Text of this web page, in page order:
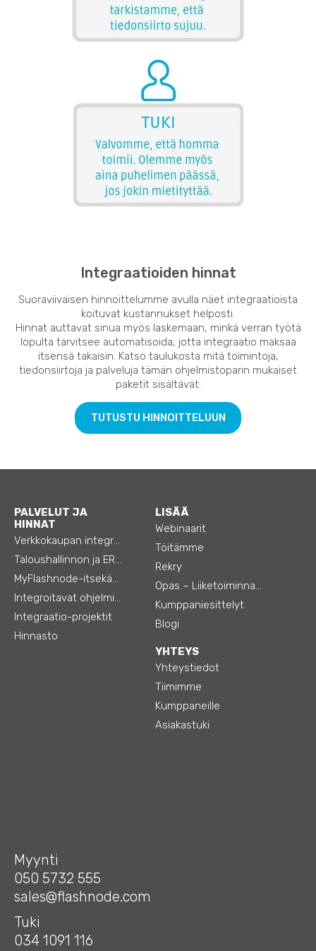
Integraatioiden hinnat
Suoraviivaisen hinnoittelumme avulla näet integraatioista
koituvat kustannukset helposti.
Hinnat auttavat sinua myös laskemaan, minkä verran työtä
lopulta tarvitsee automatisoida, jotta integraatio maksaa
itsensä takaisin. Katso taulukosta mitä toimintoja,
tiedonsiirtoja ja palveluja tämän ohjelmistoparin mukaiset
paketit sisältävät:
TUTUSTU HINNOITTELUUN
PALVELUT JA
HINNAT
Verkkokaupan integraatiot
Taloushallinnon ja ERP:n integraatiot
MyFlashnode-itsekäyttö-automaatio
Integroitavat ohjelmistot
Integraatio-projektit
Hinnasto
LISÄÄ
Webinaarit
Töitämme
Rekry
Opas – Liiketoiminnan tehostamiseen
Kumppaniesittelyt
Blogi
YHTEYS
Yhteystiedot
Tiimimme
Kumppaneille
Asiakastuki
Myynti
050 5732 555
sales@flashnode.com
Tuki
034 1091 116